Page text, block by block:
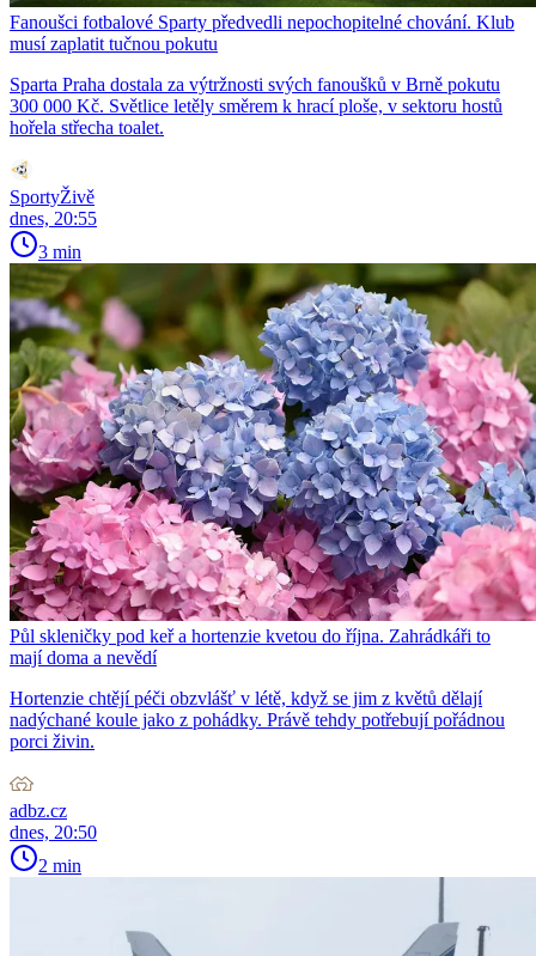
Fanoušci fotbalové Sparty předvedli nepochopitelné chování. Klub
musí zaplatit tučnou pokutu
Sparta Praha dostala za výtržnosti svých fanoušků v Brně pokutu
300 000 Kč. Světlice letěly směrem k hrací ploše, v sektoru hostů
hořela střecha toalet.
SportyŽivě
dnes, 20:55
3 min
Půl skleničky pod keř a hortenzie kvetou do října. Zahrádkáři to
mají doma a nevědí
Hortenzie chtějí péči obzvlášť v létě, když se jim z květů dělají
nadýchané koule jako z pohádky. Právě tehdy potřebují pořádnou
porci živin.
adbz.cz
dnes, 20:50
2 min